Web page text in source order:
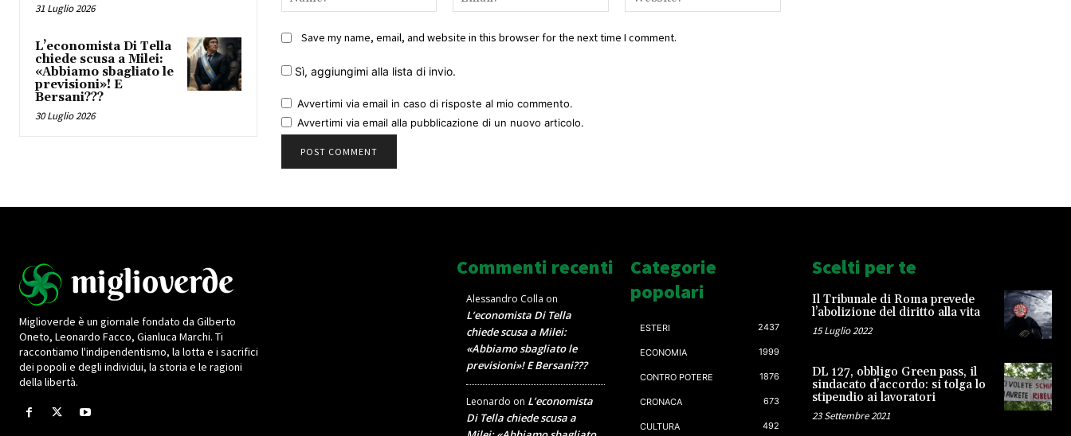
31 Luglio 2026
L’economista Di Tella
chiede scusa a Milei:
«Abbiamo sbagliato le
previsioni»! E
Bersani???
30 Luglio 2026
Save my name, email, and website in this browser for the next time I comment.
Sì, aggiungimi alla lista di invio.
Avvertimi via email in caso di risposte al mio commento.
Avvertimi via email alla pubblicazione di un nuovo articolo.
Miglioverde è un giornale fondato da Gilberto
Oneto, Leonardo Facco, Gianluca Marchi. Ti
raccontiamo l'indipendentismo, la lotta e i sacrifici
dei popoli e degli individui, la storia e le ragioni
della libertà.
Commenti recenti
Alessandro Colla on
L’economista Di Tella
chiede scusa a Milei:
«Abbiamo sbagliato le
previsioni»! E Bersani???
Leonardo on L’economista
Di Tella chiede scusa a
Categorie
popolari
ESTERI 2437
ECONOMIA 1999
CONTRO POTERE 1876
CRONACA 673
CULTURA 492
Scelti per te
Il Tribunale di Roma prevede
l’abolizione del diritto alla vita
15 Luglio 2022
DL 127, obbligo Green pass, il
sindacato d’accordo: si tolga lo
stipendio ai lavoratori
23 Settembre 2021